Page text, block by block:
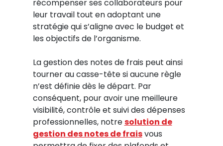
récompenser ses collaborateurs pour
leur travail tout en adoptant une
stratégie qui s’aligne avec le budget et
les objectifs de l’organisme.
La gestion des notes de frais peut ainsi
tourner au casse-tête si aucune règle
n’est définie dès le départ. Par
conséquent, pour avoir une meilleure
visibilité, contrôle et suivi des dépenses
professionnelles, notresolution de
gestion des notes de fraisvous